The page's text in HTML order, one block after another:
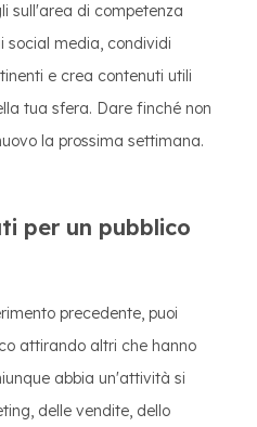
sull'area di competenza
social media, condividi
e crea contenuti utili
tua sfera. Dare finché non
la prossima settimana.
per un pubblico
precedente, puoi
attirando altri che hanno
abbia un'attività si
delle vendite, dello